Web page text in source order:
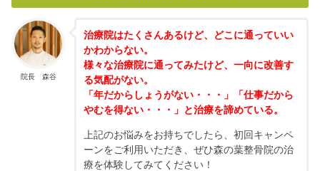
院長 森谷
治療院はたくさんあるけど、どこに通っていい
かわからない。
様々な治療院に通ってみたけど、一向に改善す
る気配がない。
「年だからしょうがない・・・」「仕事だから
やむを得ない・・・」と治療を諦めている。
上記のお悩みをお持ちでしたら、初回キャンペ
ーンをご利用いただき、ぜひ森の葉整骨院の治
療を体験してみてください！